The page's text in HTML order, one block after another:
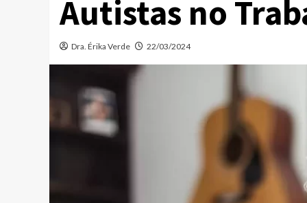
Autistas no
Dra. Érika Verde 22/03/2024